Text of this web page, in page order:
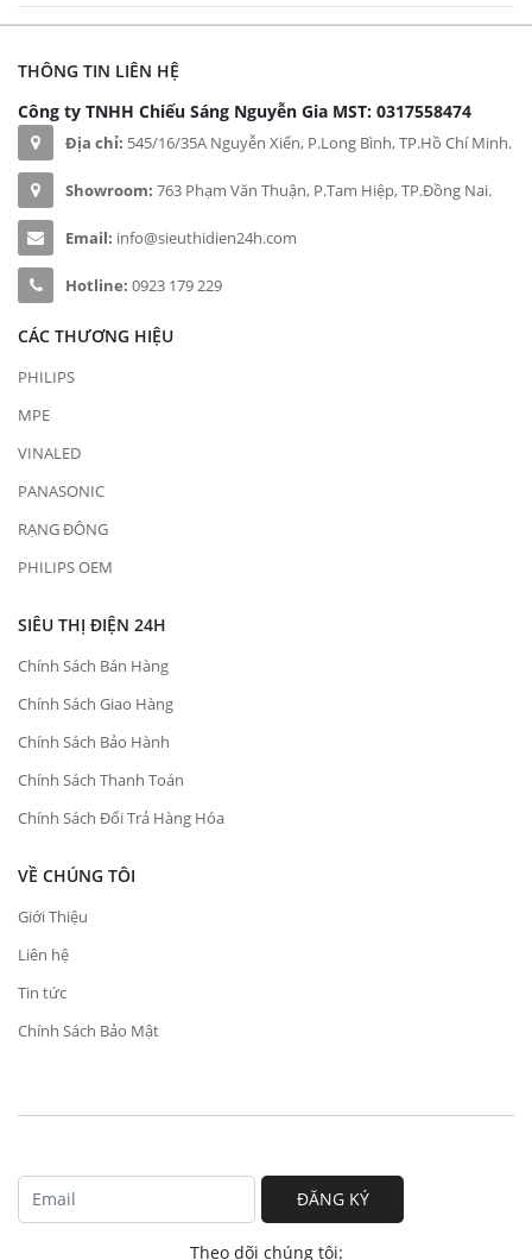
THÔNG TIN LIÊN HỆ
Công ty TNHH Chiếu Sáng Nguyễn Gia MST: 0317558474
Địa chỉ: 545/16/35A Nguyễn Xiển, P.Long Bình, TP.Hồ Chí Minh.
Showroom: 763 Phạm Văn Thuận, P.Tam Hiệp, TP.Đồng Nai.
Email: info@sieuthidien24h.com
Hotline: 0923 179 229
CÁC THƯƠNG HIỆU
PHILIPS
MPE
VINALED
PANASONIC
RẠNG ĐÔNG
PHILIPS OEM
SIÊU THỊ ĐIỆN 24H
Chính Sách Bán Hàng
Chính Sách Giao Hàng
Chính Sách Bảo Hành
Chính Sách Thanh Toán
Chính Sách Đổi Trả Hàng Hóa
VỀ CHÚNG TÔI
Giới Thiệu
Liên hệ
Tin tức
Chính Sách Bảo Mật
ĐĂNG KÝ
Theo dõi chúng tôi: